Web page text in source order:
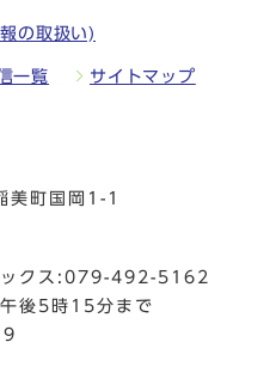
の取扱い)
一覧 サイトマップ
美町国岡1-1
ックス:079-492-5162
後5時15分まで